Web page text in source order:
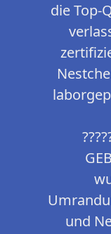
die Top-
und